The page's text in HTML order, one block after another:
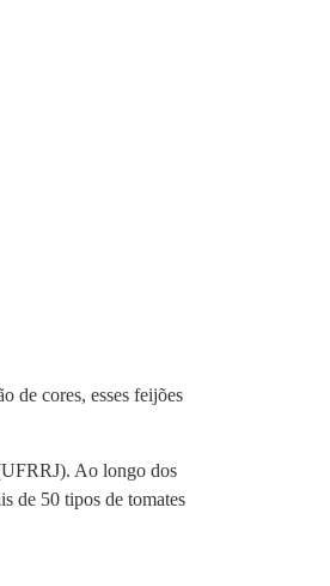
de cores, esses feijões
Ao longo dos
de 50 tipos de tomates